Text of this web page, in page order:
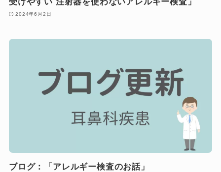
2024年6月2日
ブログ：「アレルギー検査のお話」